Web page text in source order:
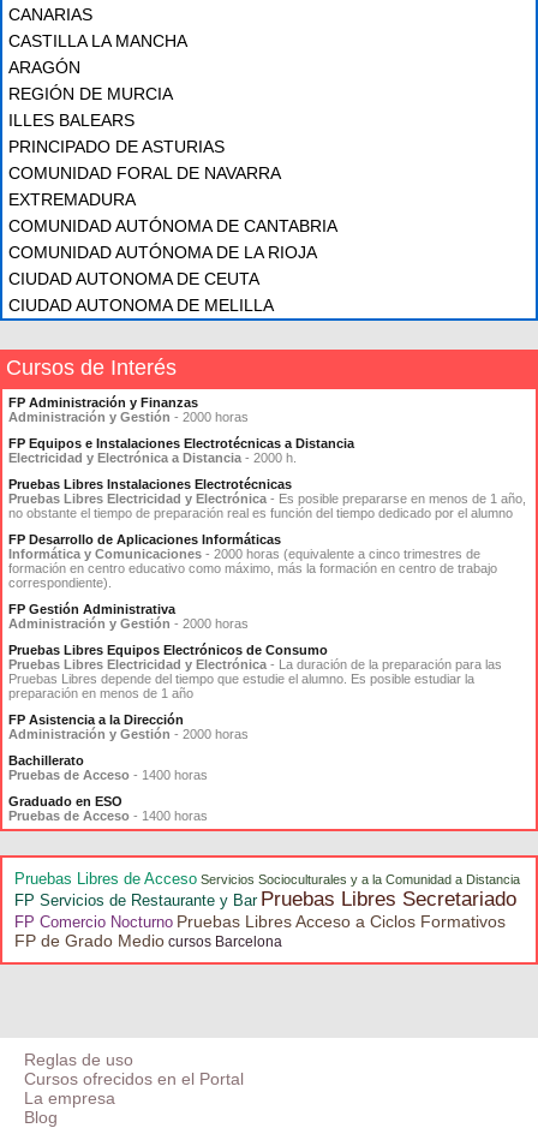
CANARIAS
CASTILLA LA MANCHA
ARAGÓN
REGIÓN DE MURCIA
ILLES BALEARS
PRINCIPADO DE ASTURIAS
COMUNIDAD FORAL DE NAVARRA
EXTREMADURA
COMUNIDAD AUTÓNOMA DE CANTABRIA
COMUNIDAD AUTÓNOMA DE LA RIOJA
CIUDAD AUTONOMA DE CEUTA
CIUDAD AUTONOMA DE MELILLA
Cursos de Interés
FP Administración y Finanzas
Administración y Gestión - 2000 horas
FP Equipos e Instalaciones Electrotécnicas a Distancia
Electricidad y Electrónica a Distancia - 2000 h.
Pruebas Libres Instalaciones Electrotécnicas
Pruebas Libres Electricidad y Electrónica - Es posible prepararse en menos de 1 año,
no obstante el tiempo de preparación real es función del tiempo dedicado por el alumno
FP Desarrollo de Aplicaciones Informáticas
Informática y Comunicaciones - 2000 horas (equivalente a cinco trimestres de
formación en centro educativo como máximo, más la formación en centro de trabajo
correspondiente).
FP Gestión Administrativa
Administración y Gestión - 2000 horas
Pruebas Libres Equipos Electrónicos de Consumo
Pruebas Libres Electricidad y Electrónica - La duración de la preparación para las
Pruebas Libres depende del tiempo que estudie el alumno. Es posible estudiar la
preparación en menos de 1 año
FP Asistencia a la Dirección
Administración y Gestión - 2000 horas
Bachillerato
Pruebas de Acceso - 1400 horas
Graduado en ESO
Pruebas de Acceso - 1400 horas
Pruebas Libres de Acceso Servicios Socioculturales y a la Comunidad a Distancia
FP Servicios de Restaurante y Bar Pruebas Libres Secretariado
FP Comercio Nocturno Pruebas Libres Acceso a Ciclos Formativos
FP de Grado Medio cursos Barcelona
Reglas de uso
Cursos ofrecidos en el Portal
La empresa
Blog